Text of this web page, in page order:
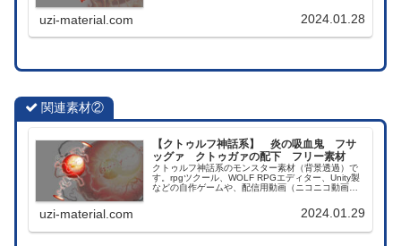
でお使いいただけます。商用利用可能です。
uzi-material.com 2024.01.28
関連素材②
【クトゥルフ神話系】 炎の吸血鬼 フサ
ッグァ クトゥガァの配下 フリー素材
クトゥルフ神話系のモンスター素材（背景透過）で
す。rpgツクール、WOLF RPGエディター、Unity製
などの自作ゲームや、配信用動画（ニコニコ動画、
でお使いいただけます。商用利用可能です。
uzi-material.com 2024.01.29